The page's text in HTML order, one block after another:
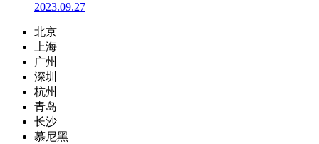
2023.09.27
北京
上海
广州
深圳
杭州
青岛
长沙
慕尼黑